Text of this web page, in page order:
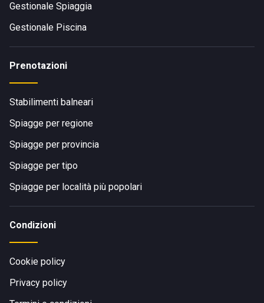
Gestionale Spiaggia
Gestionale Piscina
Prenotazioni
Stabilimenti balneari
Spiagge per regione
Spiagge per provincia
Spiagge per tipo
Spiagge per località più popolari
Condizioni
Cookie policy
Privacy policy